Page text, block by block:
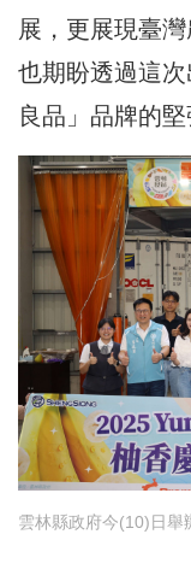
展，更展現臺
也期盼透過這
良品」品牌的堅
雲林縣政府今(10)日舉